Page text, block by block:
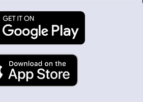
জুলাইয়ে দেশজুড়ে ৪৫৮টি সড়ক
দুর্ঘটনায় ৪১৬ জন নিহত হয়েছেন
হারিয়ে যাওয়া শিশুকে পরিবারের কাছে
ফিরিয়ে প্রশংসায় ভাসছেন খিলক্ষেত